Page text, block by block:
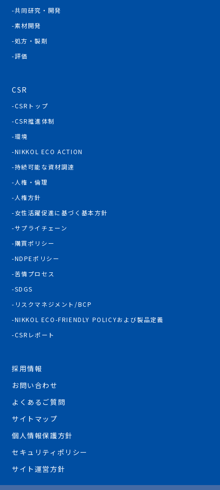
共同研究・開発
素材開発
処方・製剤
評価
CSR
CSRトップ
CSR推進体制
環境
NIKKOL ECO ACTION
持続可能な資材調達
人権・倫理
人権方針
女性活躍促進に基づく基本方針
サプライチェーン
購買ポリシー
NDPEポリシー
苦情プロセス
SDGS
リスクマネジメント/BCP
NIKKOL ECO-FRIENDLY POLICYおよび製品定義
CSRレポート
採用情報
お問い合わせ
よくあるご質問
サイトマップ
個人情報保護方針
セキュリティポリシー
サイト運営方針